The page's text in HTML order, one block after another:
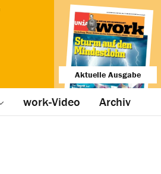
Aktuelle Ausgabe
work-Video Archiv